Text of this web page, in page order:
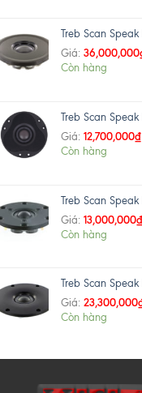
Treb Scan
Giá: 36,000,000
Còn hàng
Treb Scan
Giá: 12,700,000₫
Còn hàng
Treb Scan
Giá: 13,000,000₫
Còn hàng
Treb Scan
Giá: 23,300,000
Còn hàng